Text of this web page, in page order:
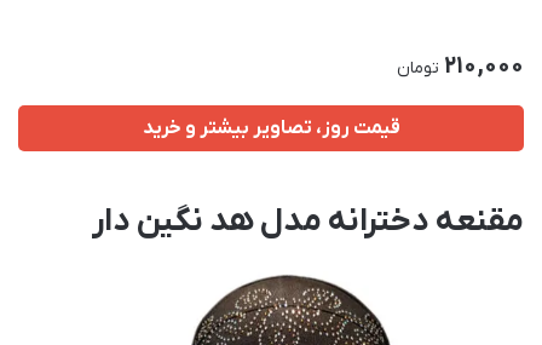
210,000 تومان
قیمت روز، تصاویر بیشتر و خرید
مقنعه دخترانه مدل هد نگین دار